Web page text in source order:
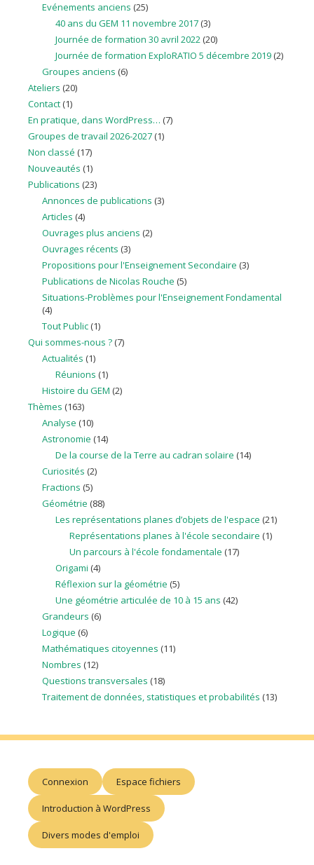
Evénements anciens (25)
40 ans du GEM 11 novembre 2017 (3)
Journée de formation 30 avril 2022 (20)
Journée de formation ExploRATIO 5 décembre 2019 (2)
Groupes anciens (6)
Ateliers (20)
Contact (1)
En pratique, dans WordPress… (7)
Groupes de travail 2026-2027 (1)
Non classé (17)
Nouveautés (1)
Publications (23)
Annonces de publications (3)
Articles (4)
Ouvrages plus anciens (2)
Ouvrages récents (3)
Propositions pour l'Enseignement Secondaire (3)
Publications de Nicolas Rouche (5)
Situations-Problèmes pour l'Enseignement Fondamental
(4)
Tout Public(1)
Qui sommes-nous ? (7)
Actualités (1)
Réunions (1)
Histoire du GEM (2)
Thèmes (163)
Analyse (10)
Astronomie (14)
De la course de la Terre au cadran solaire (14)
Curiosités (2)
Fractions (5)
Géométrie (88)
Les représentations planes d’objets de l'espace (21)
Représentations planes à l'école secondaire (1)
Un parcours à l'école fondamentale (17)
Origami (4)
Réflexion sur la géométrie (5)
Une géométrie articulée de 10 à 15 ans (42)
Grandeurs (6)
Logique (6)
Mathématiques citoyennes (11)
Nombres (12)
Questions transversales (18)
Traitement de données, statistiques et probabilités (13)
Connexion Espace fichiers
Introduction à WordPress
Divers modes d'emploi